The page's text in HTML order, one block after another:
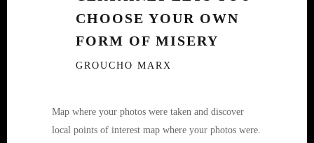
CHOOSE YOUR OWN
FORM OF MISERY
GROUCHO MARX
Map where your photos were taken and discover
local points of interest map where your photos were.